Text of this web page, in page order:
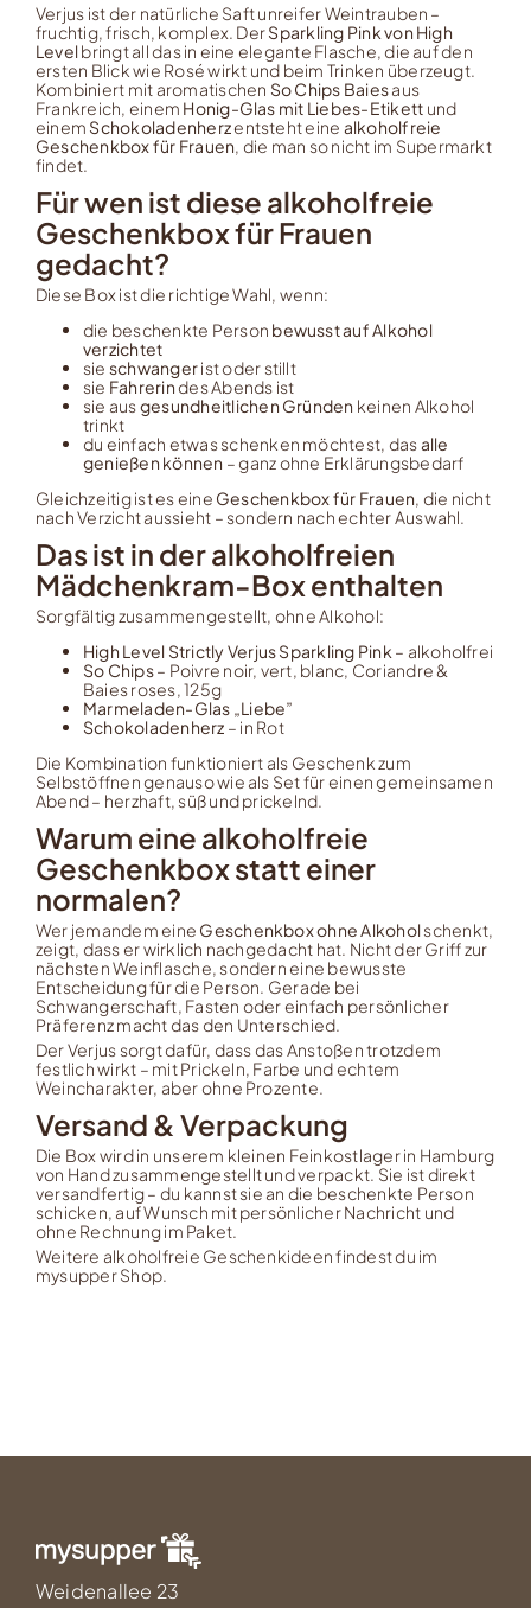
Verjus ist der natürliche Saft unreifer Weintrauben –
fruchtig, frisch, komplex. DerSparkling Pink von High
Levelbringt all das in eine elegante Flasche, die auf den
ersten Blick wie Rosé wirkt und beim Trinken überzeugt.
Kombiniert mit aromatischen So Chips Baiesaus
Frankreich, einem Honig-Glas mit Liebes-Etikett und
einem Schokoladenherzentsteht eine alkoholfreie
Geschenkbox für Frauen, die man so nicht im Supermarkt
findet.
Für wen ist diese alkoholfreie
Geschenkbox für Frauen
gedacht?
Diese Box ist die richtige Wahl, wenn:
die beschenkte Person bewusst auf Alkohol
verzichtet
sie schwangerist oder stillt
sie Fahrerindes Abends ist
sie ausgesundheitlichen Gründen keinen Alkohol
trinkt
du einfach etwas schenken möchtest, dasalle
genießen können – ganz ohne Erklärungsbedarf
Gleichzeitig ist es eine Geschenkbox für Frauen, die nicht
nach Verzicht aussieht – sondern nach echter Auswahl.
Das ist in der alkoholfreien
Mädchenkram-Box enthalten
Sorgfältig zusammengestellt, ohne Alkohol:
High Level Strictly Verjus Sparkling Pink – alkoholfrei
So Chips– Poivre noir, vert, blanc, Coriandre &
Baies roses, 125g
Marmeladen-Glas „Liebe”
Schokoladenherz – in Rot
Die Kombination funktioniert als Geschenk zum
Selbstöffnen genauso wie als Set für einen gemeinsamen
Abend – herzhaft, süß und prickelnd.
Warum eine alkoholfreie
Geschenkbox statt einer
normalen?
Wer jemandem eine Geschenkbox ohne Alkoholschenkt,
zeigt, dass er wirklich nachgedacht hat. Nicht der Griff zur
nächsten Weinflasche, sondern eine bewusste
Entscheidung für die Person. Gerade bei
Schwangerschaft, Fasten oder einfach persönlicher
Präferenz macht das den Unterschied.
Der Verjus sorgt dafür, dass das Anstoßen trotzdem
festlich wirkt – mit Prickeln, Farbe und echtem
Weincharakter, aber ohne Prozente.
Versand & Verpackung
Die Box wird in unserem kleinen Feinkostlager in Hamburg
von Hand zusammengestellt und verpackt. Sie ist direkt
versandfertig – du kannst sie an die beschenkte Person
schicken, auf Wunsch mit persönlicher Nachricht und
ohne Rechnung im Paket.
Weitere alkoholfreie Geschenkideen findest du im
mysupper Shop.
Weidenallee 23